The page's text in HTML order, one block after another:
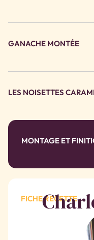
GANACHE MONTÉE
LES NOISETTES
MONTAGE ET
FICHE RECETTE